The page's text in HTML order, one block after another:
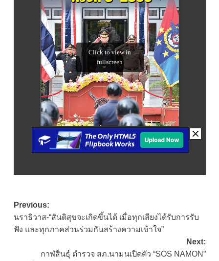
Post
navigation
Previous:
นราธิวาส-“สันติสุขจะเกิดขึ้นได้ เมื่อทุกเสียงได้รับการรับ
ฟัง และทุกภาคส่วนร่วมกันสร้างความเข้าใจ”
Next:
กาฬสินธุ์ ตำรวจ สภ.นามนเปิดตัว “SOS NAMON”